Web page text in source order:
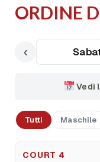
ORDINE
‹
Vedi
Tutti Maschile
COURT 4